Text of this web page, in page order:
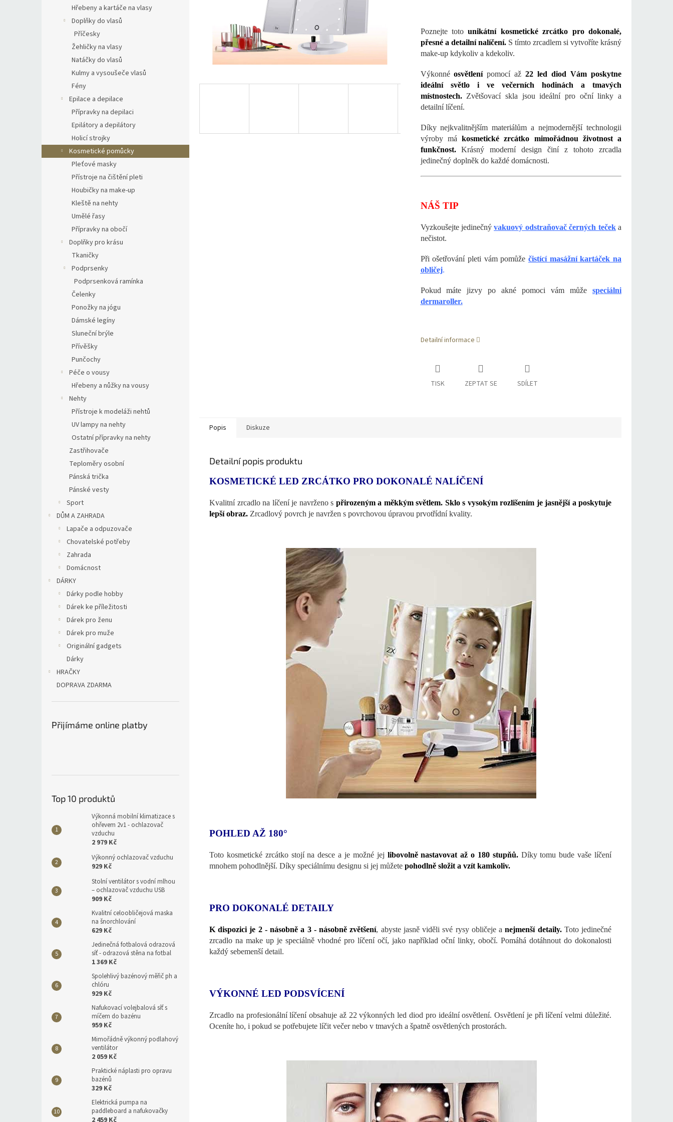
Hřebeny a kartáče na vlasy
Doplňky do vlasů
Příčesky
Žehličky na vlasy
Natáčky do vlasů
Kulmy a vysoušeče vlasů
Fény
Epilace a depilace
Přípravky na depilaci
Epilátory a depilátory
Holicí strojky
Kosmetické pomůcky
Pleťové masky
Přístroje na čištění pleti
Houbičky na make-up
Kleště na nehty
Umělé řasy
Přípravky na obočí
Doplňky pro krásu
Tkaničky
Podprsenky
Podprsenková ramínka
Čelenky
Ponožky na jógu
Dámské legíny
Sluneční brýle
Přívěšky
Punčochy
Péče o vousy
Hřebeny a nůžky na vousy
Nehty
Přístroje k modeláži nehtů
UV lampy na nehty
Ostatní přípravky na nehty
Zastřihovače
Teploměry osobní
Pánská trička
Pánské vesty
Sport
DŮM A ZAHRADA
Lapače a odpuzovače
Chovatelské potřeby
Zahrada
Domácnost
DÁRKY
Dárky podle hobby
Dárek ke příležitosti
Dárek pro ženu
Dárek pro muže
Originální gadgets
Dárky
HRAČKY
DOPRAVA ZDARMA
Přijímáme online platby
Top 10 produktů
Výkonná mobilní klimatizace s
ohřevem 2v1 - ochlazovač
vzduchu
2 979 Kč
Výkonný ochlazovač vzduchu
929 Kč
Stolní ventilátor s vodní mlhou
– ochlazovač vzduchu USB
909 Kč
Kvalitní celoobličejová maska
na šnorchlování
629 Kč
Jedinečná fotbalová odrazová
síť - odrazová stěna na fotbal
1 369 Kč
Spolehlivý bazénový měřič ph a
chlóru
929 Kč
Nafukovací volejbalová síť s
míčem do bazénu
959 Kč
Mimořádně výkonný podlahový
ventilátor
2 059 Kč
Praktické náplasti pro opravu
bazénů
329 Kč
Elektrická pumpa na
paddleboard a nafukovačky
2 459 Kč
Poznejte totounikátní kosmetické zrcátko pro dokonalé,
přesné a detailní nalíčení.S tímto zrcadlem si vytvoříte krásný
make-up kdykoliv a kdekoliv.
Výkonnéosvětlení pomocí až22 led diod Vám poskytne
ideální světlo i ve večerních hodinách a tmavých
místnostech.Zvětšovací skla jsou ideální pro oční linky a
detailní líčení.
Díky nejkvalitnějším materiálům a nejmodernější technologii
výroby má kosmetické zrcátko mimořádnou životnost a
funkčnost.
Krásný moderní design činí z tohoto zrcadla
jedinečný doplněk do každé domácnosti.
NÁŠ TIP
Vyzkoušejte jedinečnývakuový odstraňovač černých tečeka
nečistot.
Při ošetřování pleti vám pomůže čistící masážní kartáček na
obličej.
Pokud máte jizvy po akné pomoci vám může speciálni
dermaroller.
Detailní informace
TISK ZEPTAT SE SDÍLET
Popis Diskuze
Detailní popis produktu
KOSMETICKÉ LED ZRCÁTKO PRO DOKONALÉ NALÍČENÍ
Kvalitní zrcadlo na líčení je navrženo s přirozeným a měkkým světlem. Sklo s vysokým rozlišením je jasnější a poskytuje
lepší obraz. Zrcadlový povrch je navržen s povrchovou úpravou prvotřídní kvality.
POHLED AŽ 180°
Toto kosmetické zrcátko stojí na desce a je možné jej libovolně nastavovat až o 180 stupňů. Díky tomu bude vaše líčení
mnohem pohodlnější. Díky speciálnímu designu si jej můžete pohodlně složit a vzít kamkoliv.
PRO DOKONALÉ DETAILY
K dispozici je 2 - násobně a 3 - násobně zvětšení, abyste jasně viděli své rysy obličeje a nejmenší detaily.Toto jedinečné
zrcadlo na make up je speciálně vhodné pro líčení očí, jako například oční linky, obočí. Pomáhá dotáhnout do dokonalosti
každý sebemenší detail.
VÝKONNÉ LED PODSVÍCENÍ
Zrcadlo na profesionální líčení obsahuje až 22 výkonných led diod pro ideální osvětlení. Osvětlení je při líčení velmi důležité.
Oceníte ho, i pokud se potřebujete líčit večer nebo v tmavých a špatně osvětlených prostorách.